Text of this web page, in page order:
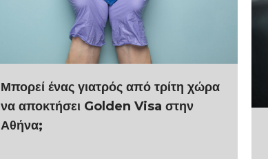
Μπορεί ένας γιατρός από τρίτη χώρα
να αποκτήσει Golden Visa στην
Αθήνα;